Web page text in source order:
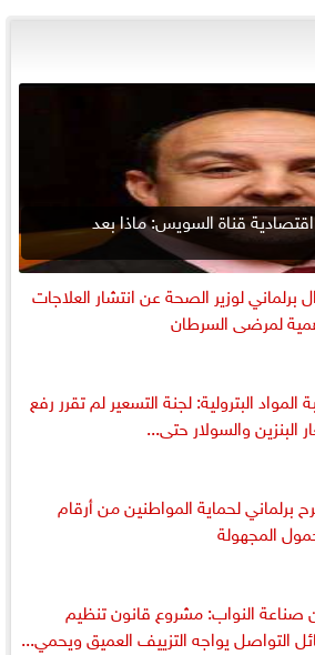
قناة السويس: ماذا بعد
برلماني لوزير الصحة عن انتشار العلاجات
لمرضى السرطان
المواد البترولية: لجنة التسعير لم تقرر رفع
البنزين والسولار حتى...
برلماني لحماية المواطنين من أرقام
المجهولة
صناعة النواب: مشروع قانون تنظيم
التواصل يواجه التزييف العميق ويحمي...